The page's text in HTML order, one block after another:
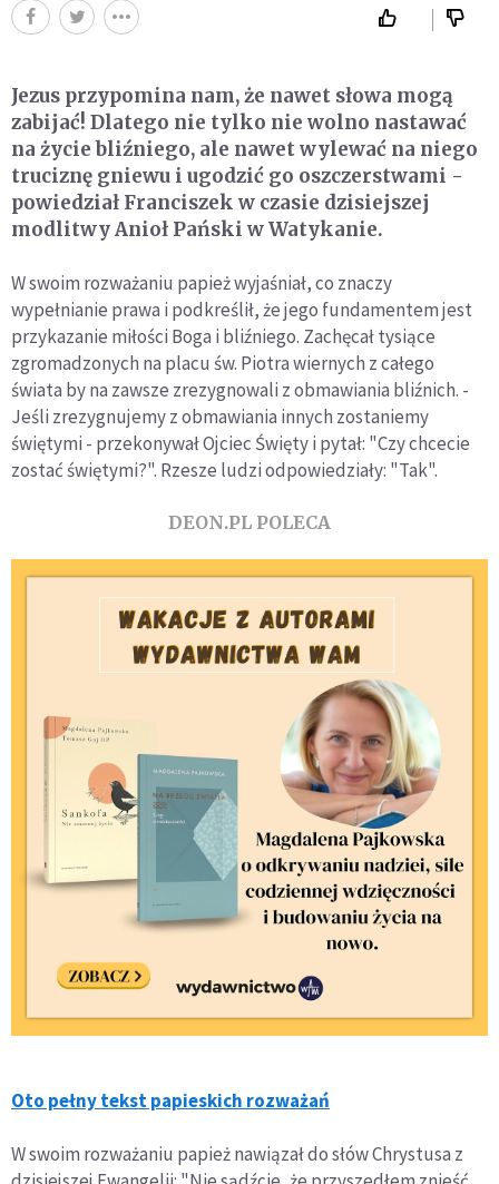
Jezus przypomina nam, że nawet słowa mogą
zabijać! Dlatego nie tylko nie wolno nastawać
na życie bliźniego, ale nawet wylewać na niego
truciznę gniewu i ugodzić go oszczerstwami -
powiedział Franciszek w czasie dzisiejszej
modlitwy Anioł Pański w Watykanie.
W swoim rozważaniu papież wyjaśniał, co znaczy
wypełnianie prawa i podkreślił, że jego fundamentem jest
przykazanie miłości Boga i bliźniego. Zachęcał tysiące
zgromadzonych na placu św. Piotra wiernych z całego
świata by na zawsze zrezygnowali z obmawiania bliźnich. -
Jeśli zrezygnujemy z obmawiania innych zostaniemy
świętymi - przekonywał Ojciec Święty i pytał: "Czy chcecie
zostać świętymi?". Rzesze ludzi odpowiedziały: "Tak".
DEON.PL POLECA
Oto pełny tekst papieskich rozważań
W swoim rozważaniu papież nawiązał do słów Chrystusa z